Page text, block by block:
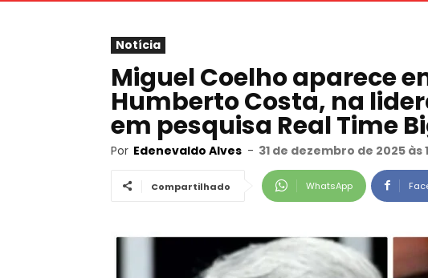
Notícia
Miguel Coelho aparece
Humberto Costa, na
em pesquisa Real Time
Por Edenevaldo Alves - 31 de dezembro de 2025 às
Compartilhado WhatsApp